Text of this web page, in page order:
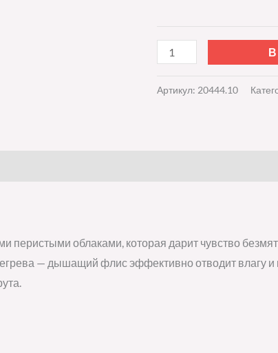
Артикул: 20444.10
перистыми облаками, которая дарит чувство
— дышащий флис эффективно отводит влагу и